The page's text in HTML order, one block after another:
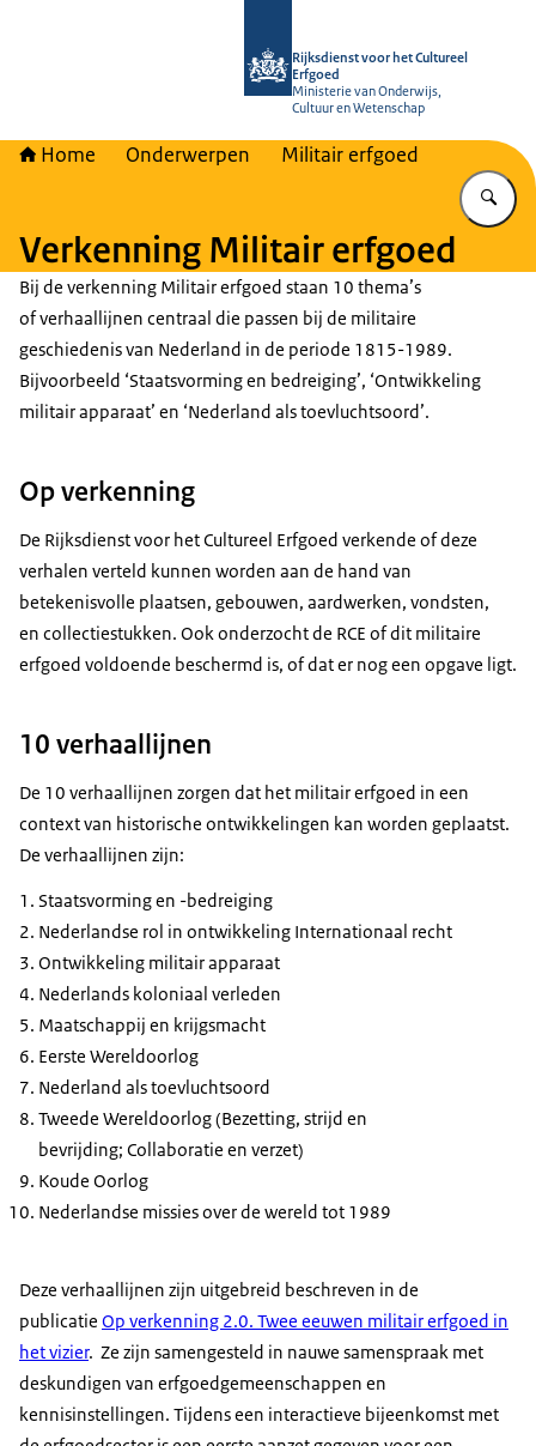
Rijksdienst voor het Cultureel
Erfgoed
Ministerie van Onderwijs,
Cultuur en Wetenschap
Home Onderwerpen Militair erfgoed
Verkenning Militair erfgoed
Bij de verkenning Militair erfgoed staan 10 thema’s
of verhaallijnen centraal die passen bij de militaire
geschiedenis van Nederland in de periode 1815-1989.
Bijvoorbeeld ‘Staatsvorming en bedreiging’, ‘Ontwikkeling
militair apparaat’ en ‘Nederland als toevluchtsoord’.
Op verkenning
De Rijksdienst voor het Cultureel Erfgoed verkende of deze
verhalen verteld kunnen worden aan de hand van
betekenisvolle plaatsen, gebouwen, aardwerken, vondsten,
en collectiestukken. Ook onderzocht de RCE of dit militaire
erfgoed voldoende beschermd is, of dat er nog een opgave ligt.
10 verhaallijnen
De 10 verhaallijnen zorgen dat het militair erfgoed in een
context van historische ontwikkelingen kan worden geplaatst.
De verhaallijnen zijn:
Staatsvorming en -bedreiging
Nederlandse rol in ontwikkeling Internationaal recht
Ontwikkeling militair apparaat
Nederlands koloniaal verleden
Maatschappij en krijgsmacht
Eerste Wereldoorlog
Nederland als toevluchtsoord
Tweede Wereldoorlog (Bezetting, strijd en
bevrijding; Collaboratie en verzet)
Koude Oorlog
Nederlandse missies over de wereld tot 1989
Deze verhaallijnen zijn uitgebreid beschreven in de
publicatie Op verkenning 2.0. Twee eeuwen militair erfgoed in
het vizier. Ze zijn samengesteld in nauwe samenspraak met
deskundigen van erfgoedgemeenschappen en
kennisinstellingen. Tijdens een interactieve bijeenkomst met